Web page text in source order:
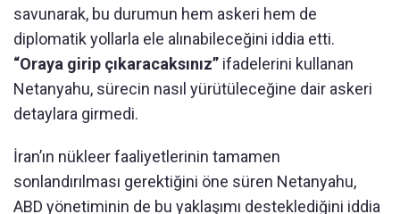
savunarak, bu durumun hem askeri hem de
diplomatik yollarla ele alınabileceğini iddia etti.
“Oraya girip çıkaracaksınız” ifadelerini kullanan
Netanyahu, sürecin nasıl yürütüleceğine dair askeri
detaylara girmedi.
İran’ın nükleer faaliyetlerinin tamamen
sonlandırılması gerektiğini öne süren Netanyahu,
ABD yönetiminin de bu yaklaşımı desteklediğini iddia